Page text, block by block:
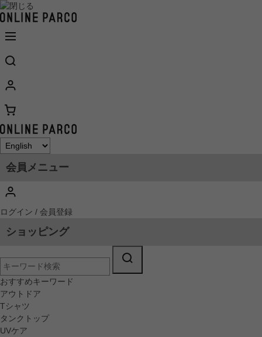
会員メニュー
ログイン / 会員登録
ショッピング
おすすめキーワード
アウトドア
Tシャツ
タンクトップ
UVケア